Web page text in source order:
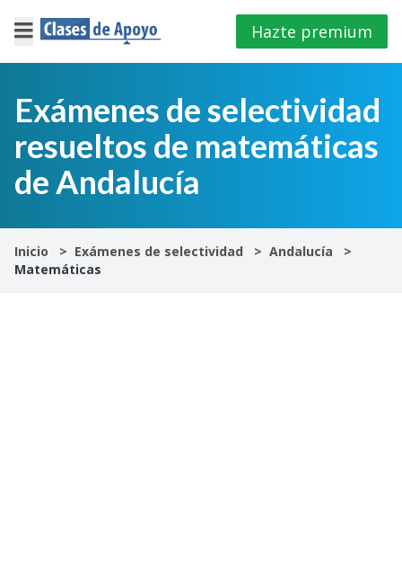
×
Iniciar
sesión
E.S.O
Hazte premium
Exámenes de selectividad
resueltos de matemáticas
de Andalucía
Inicio Exámenes de selectividad
Andalucía
Matemáticas